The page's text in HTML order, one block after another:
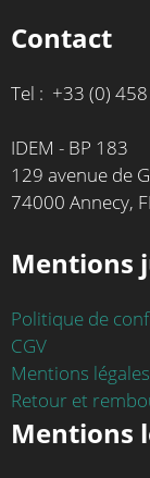
Contact
Tel : +33 (0)
IDEM - BP 183
129 avenue de
74000 Annecy,
Mentions
Politique de
CGV
Mentions légales
Retour et
Mentions